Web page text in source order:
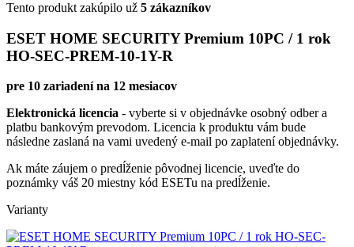
Tento produkt zakúpilo už 5 zákazníkov
ESET HOME SECURITY Premium 10PC / 1 rok
HO-SEC-PREM-10-1Y-R
pre 10 zariadení na 12 mesiacov
Elektronická licencia - vyberte si v objednávke osobný odber a
platbu bankovým prevodom. Licencia k produktu vám bude
následne zaslaná na vami uvedený e-mail po zaplatení objednávky.
Ak máte záujem o predĺženie pôvodnej licencie, uveďte do
poznámky váš 20 miestny kód ESETu na predĺženie.
Varianty